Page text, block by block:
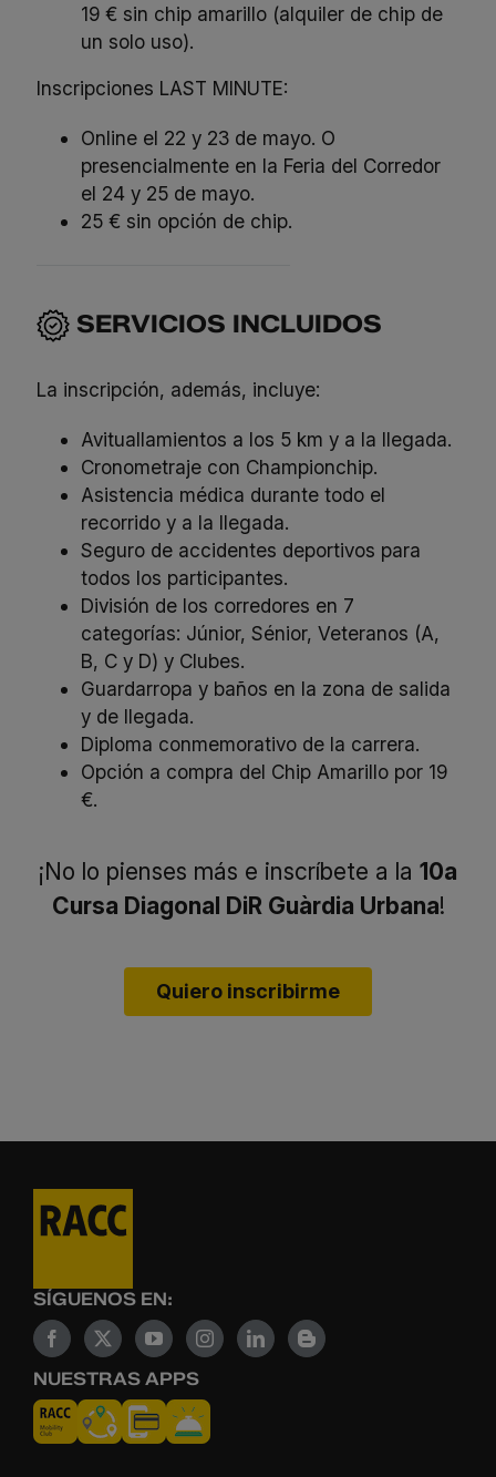
19 € sin chip amarillo (alquiler de chip de
un solo uso).
Inscripciones LAST MINUTE:
Online el 22 y 23 de mayo. O
presencialmente en la Feria del Corredor
el 24 y 25 de mayo.
25 € sin opción de chip.
SERVICIOS INCLUIDOS
La inscripción, además, incluye:
Avituallamientos a los 5 km y a la llegada.
Cronometraje con Championchip.
Asistencia médica durante todo el
recorrido y a la llegada.
Seguro de accidentes deportivos para
todos los participantes.
División de los corredores en 7
categorías: Júnior, Sénior, Veteranos (A,
B, C y D) y Clubes.
Guardarropa y baños en la zona de salida
y de llegada.
Diploma conmemorativo de la carrera.
Opción a compra del Chip Amarillo por 19
€.
¡No lo pienses más e inscríbete a la 10a
Cursa Diagonal DiR Guàrdia Urbana!
Quiero inscribirme
SÍGUENOS EN:
NUESTRAS APPS